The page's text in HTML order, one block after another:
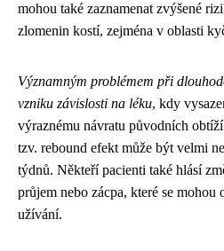
mohou také zaznamenat zvýšené
zlomenin kostí, zejména v oblasti
Významným problémem při
vzniku závislosti na léku, kdy
výraznému návratu původních
tzv. rebound efekt může být velmi
týdnů. Někteří pacienti také hlásí
průjem nebo zácpa, které se
užívání.